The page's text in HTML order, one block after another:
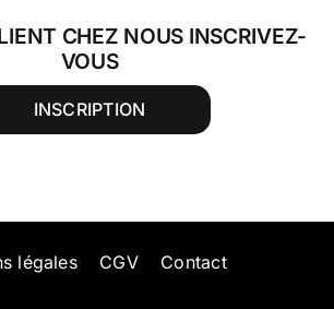
CHEZ NOUS INSCRIVEZ-
VOUS
INSCRIPTION
légales CGV Contact